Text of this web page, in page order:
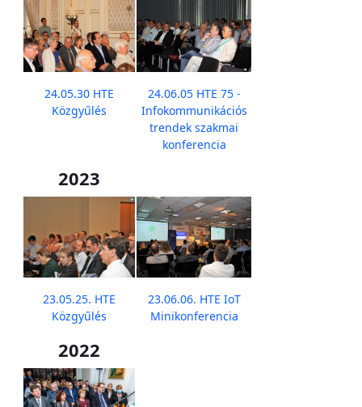
24.05.30 HTE
Közgyűlés
24.06.05 HTE 75 -
Infokommunikációs
trendek szakmai
konferencia
2023
23.05.25. HTE
Közgyűlés
23.06.06. HTE IoT
Minikonferencia
2022